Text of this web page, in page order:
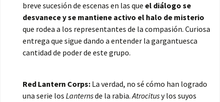
breve sucesión de escenas en las que el diálogo se
desvanece y se mantiene activo el halo de misterio
que rodea a los representantes de la compasión. Curiosa
entrega que sigue dando a entender la gargantuesca
cantidad de poder de este grupo.
Red Lantern Corps: La verdad, no sé cómo han logrado
una serie los Lanternsde la rabia.Atrocitusy los suyos